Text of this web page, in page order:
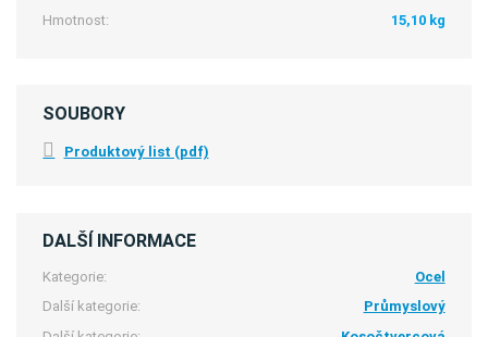
Hmotnost:
15,10 kg
SOUBORY
Produktový list (pdf)
DALŠÍ INFORMACE
Kategorie:
Ocel
Další kategorie:
Průmyslový